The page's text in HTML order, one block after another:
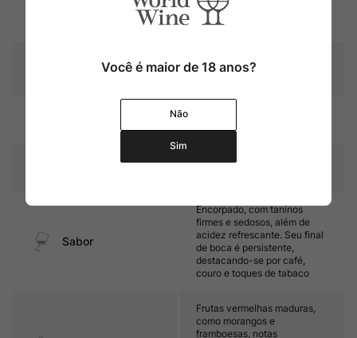
Rubi intenso com reflexos
granada
Graduação Alcóoli
14,0%
carvalho francês
Sabor
Encorpado, com taninos
firmes e sedosos, além de
acidez refrescante. Seu final
de boca é persistente,
destacando-se por café,
couro e toques de tabaco
Frutas vermelhas maduras,
como morangos e
framboesas, notas
Você é maior de 18 anos?
Não
Sim